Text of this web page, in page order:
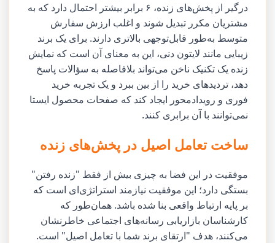
درگیر از پخش‌های زنده، ۶ برابر بیشتر احتمال دارد که به
مشتریان مکرر تبدیل شوند و اغلب ارزش سفارش
متوسط به‌طور قابل‌توجهی بالاتری دارند. برای یک برند
زیبایی مانند لایتون دنی، این به معنای آن است که نمایش
زنده یک تکنیک ناخن می‌تواند بلافاصله به سؤالات پاسخ
دهد، تردیدهای خرید را از بین ببرد و یک تجربه خرید
فوری و رویدادمحور ایجاد کند که صفحات محصول ایستا
نمی‌توانند با آن برابری کنند.
ساخت تعامل اصیل در پخش‌های زنده
موفقیت در این فضا به چیزی بیش از فقط "زنده رفتن"
بستگی دارد؛ این موفقیت نیازمند استراتژی‌ای است که
بر پایه ارتباط واقعی بنا شده باشد. همان‌طور که
کارشناسان بازاریابی رسانه‌های اجتماعی خاطرنشان
می‌کنند، هدف "ارتقای برند شما با تعامل اصیل" است.